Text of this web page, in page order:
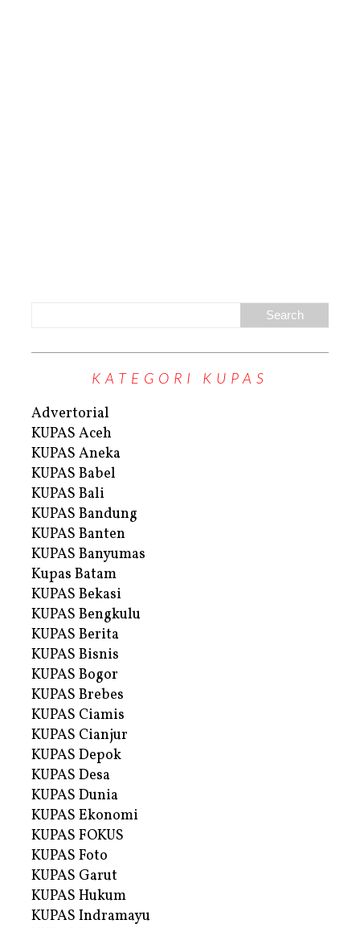
KATEGORI KUPAS
Advertorial
KUPAS Aceh
KUPAS Aneka
KUPAS Babel
KUPAS Bali
KUPAS Bandung
KUPAS Banten
KUPAS Banyumas
Kupas Batam
KUPAS Bekasi
KUPAS Bengkulu
KUPAS Berita
KUPAS Bisnis
KUPAS Bogor
KUPAS Brebes
KUPAS Ciamis
KUPAS Cianjur
KUPAS Depok
KUPAS Desa
KUPAS Dunia
KUPAS Ekonomi
KUPAS FOKUS
KUPAS Foto
KUPAS Garut
KUPAS Hukum
KUPAS Indramayu